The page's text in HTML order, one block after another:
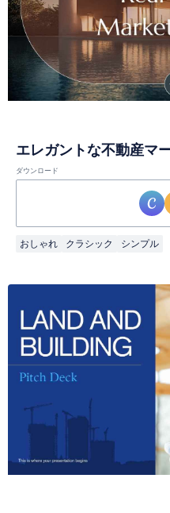
ダウンロード
おしゃれ クラシック シンプル